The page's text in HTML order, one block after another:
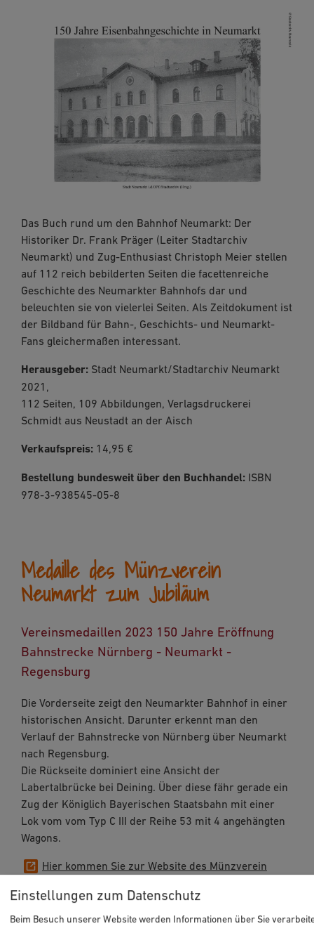
Das Buch rund um den Bahnhof Neumarkt: Der
Historiker Dr. Frank Präger (Leiter Stadtarchiv
Neumarkt) und Zug-Enthusiast Christoph Meier stellen
auf 112 reich bebilderten Seiten die facettenreiche
Geschichte des Neumarkter Bahnhofs dar und
beleuchten sie von vielerlei Seiten. Als Zeitdokument ist
der Bildband für Bahn-, Geschichts- und Neumarkt-
Fans gleichermaßen interessant.
Herausgeber: Stadt Neumarkt/Stadtarchiv Neumarkt
2021,
112 Seiten, 109 Abbildungen, Verlagsdruckerei
Schmidt aus Neustadt an der Aisch
Verkaufspreis: 14,95 €
Bestellung bundesweit über den Buchhandel: ISBN
978-3-938545-05-8
Medaille des Münzverein
Neumarkt zum Jubiläum
Vereinsmedaillen 2023 150 Jahre Eröffnung
Bahnstrecke Nürnberg - Neumarkt -
Regensburg
Die Vorderseite zeigt den Neumarkter Bahnhof in einer
historischen Ansicht. Darunter erkennt man den
Verlauf der Bahnstrecke von Nürnberg über Neumarkt
nach Regensburg.
Die Rückseite dominiert eine Ansicht der
Labertalbrücke bei Deining. Über diese fähr gerade ein
Zug der Königlich Bayerischen Staatsbahn mit einer
Lok vom vom Typ C III der Reihe 53 mit 4 angehängten
Wagons.
Hier kommen Sie zur Website des Münzverein
Einstellungen zum Datenschutz
Beim Besuch unserer Website werden Informationen über Sie